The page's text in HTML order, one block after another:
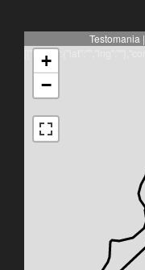
Testomania
+
−